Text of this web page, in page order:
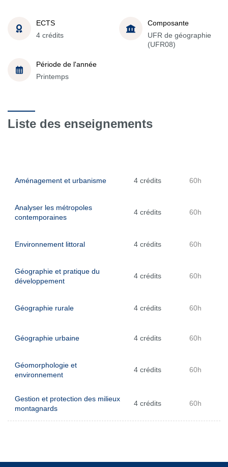
ECTS
4 crédits
Composante
UFR de géographie
(UFR08)
Période de l'année
Printemps
Liste des enseignements
Aménagement et urbanisme 4 crédits 60h
Analyser les métropoles
contemporaines
4 crédits 60h
Environnement littoral 4 crédits 60h
Géographie et pratique du
développement
4 crédits 60h
Géographie rurale 4 crédits 60h
Géographie urbaine 4 crédits 60h
Géomorphologie et
environnement
4 crédits 60h
Gestion et protection des milieux
montagnards
4 crédits 60h